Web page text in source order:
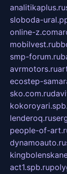
analitikaplus.ru
sloboda-
online-z.com
mobilvest.ru
smp-forum.ru
avrmotors.ru
ecostep-
sko.com.ru
lenderoq.ru
people-of-
dynamoauto.ru
act1.spb.ru